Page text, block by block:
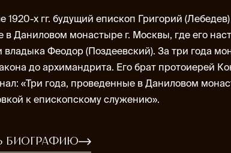
1920-х гг. будущий епископ Григорий
в Даниловом монастыре г. Москвы, где его
владыка Феодор (Поздеевский). За три года
до архимандрита. Его брат протоиерей
«Три года, проведенные в Даниловом
к епископскому служению».
биографию